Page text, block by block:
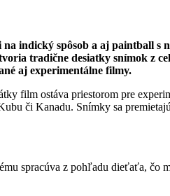
indický spôsob a aj paintball s
tradične desiatky snímok z
aj experimentálne filmy.
film ostáva priestorom pre
či Kanadu. Snímky sa
spracúva z pohľadu dieťaťa, čo